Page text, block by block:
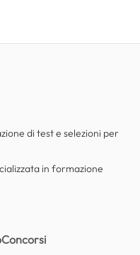
di test e selezioni per
in formazione